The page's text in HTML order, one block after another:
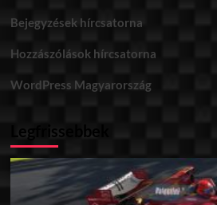
Bejegyzések hírcsatorna
Hozzászólások hírcsatorna
WordPress Magyarország
Legfrissebbek